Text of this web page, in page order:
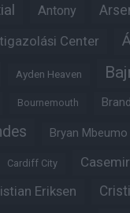
Antony
Center
Ayden Heaven
Bournemouth
Bryan Mbeumo
Cardiff City
Eriksen